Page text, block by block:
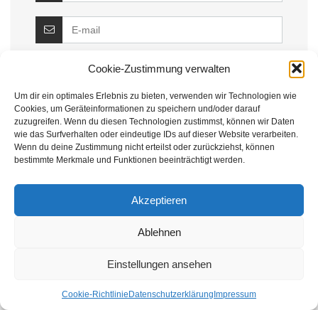
Cookie-Zustimmung verwalten
Um dir ein optimales Erlebnis zu bieten, verwenden wir Technologien wie
Cookies, um Geräteinformationen zu speichern und/oder darauf
zuzugreifen. Wenn du diesen Technologien zustimmst, können wir Daten
wie das Surfverhalten oder eindeutige IDs auf dieser Website verarbeiten.
Wenn du deine Zustimmung nicht erteilst oder zurückziehst, können
bestimmte Merkmale und Funktionen beeinträchtigt werden.
Akzeptieren
Ablehnen
Einstellungen ansehen
Cookie-Richtlinie Datenschutzerklärung Impressum
Benachrichtige mich über nachfolgende
Kommentare via E-Mail.
Benachrichtige mich über neue Beiträge via E-
Mail.